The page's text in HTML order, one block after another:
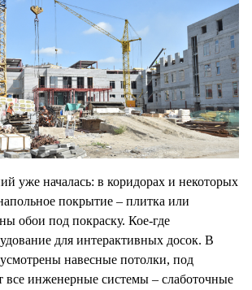
уже началась: в коридорах и некоторых
покрытие – плитка или
обои под покраску. Кое-где
для интерактивных досок. В
навесные потолки, под
все инженерные системы – слаботочные